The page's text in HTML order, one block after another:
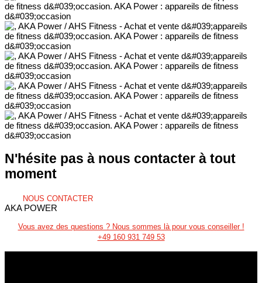
N'hésite pas à nous contacter à tout
moment
NOUS CONTACTER
AKA POWER
Vous avez des questions ? Nous sommes là pour vous conseiller !
+49 160 931 749 53